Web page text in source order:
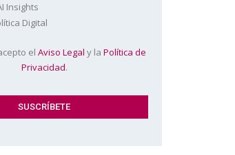
Insights
Digital
el Aviso Legal y la Política de
Privacidad.